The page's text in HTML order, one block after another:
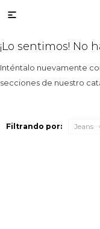

¡Lo sentimos! No
Inténtalo nuevamente
secciones de nuestro
Filtrando por: Jeans